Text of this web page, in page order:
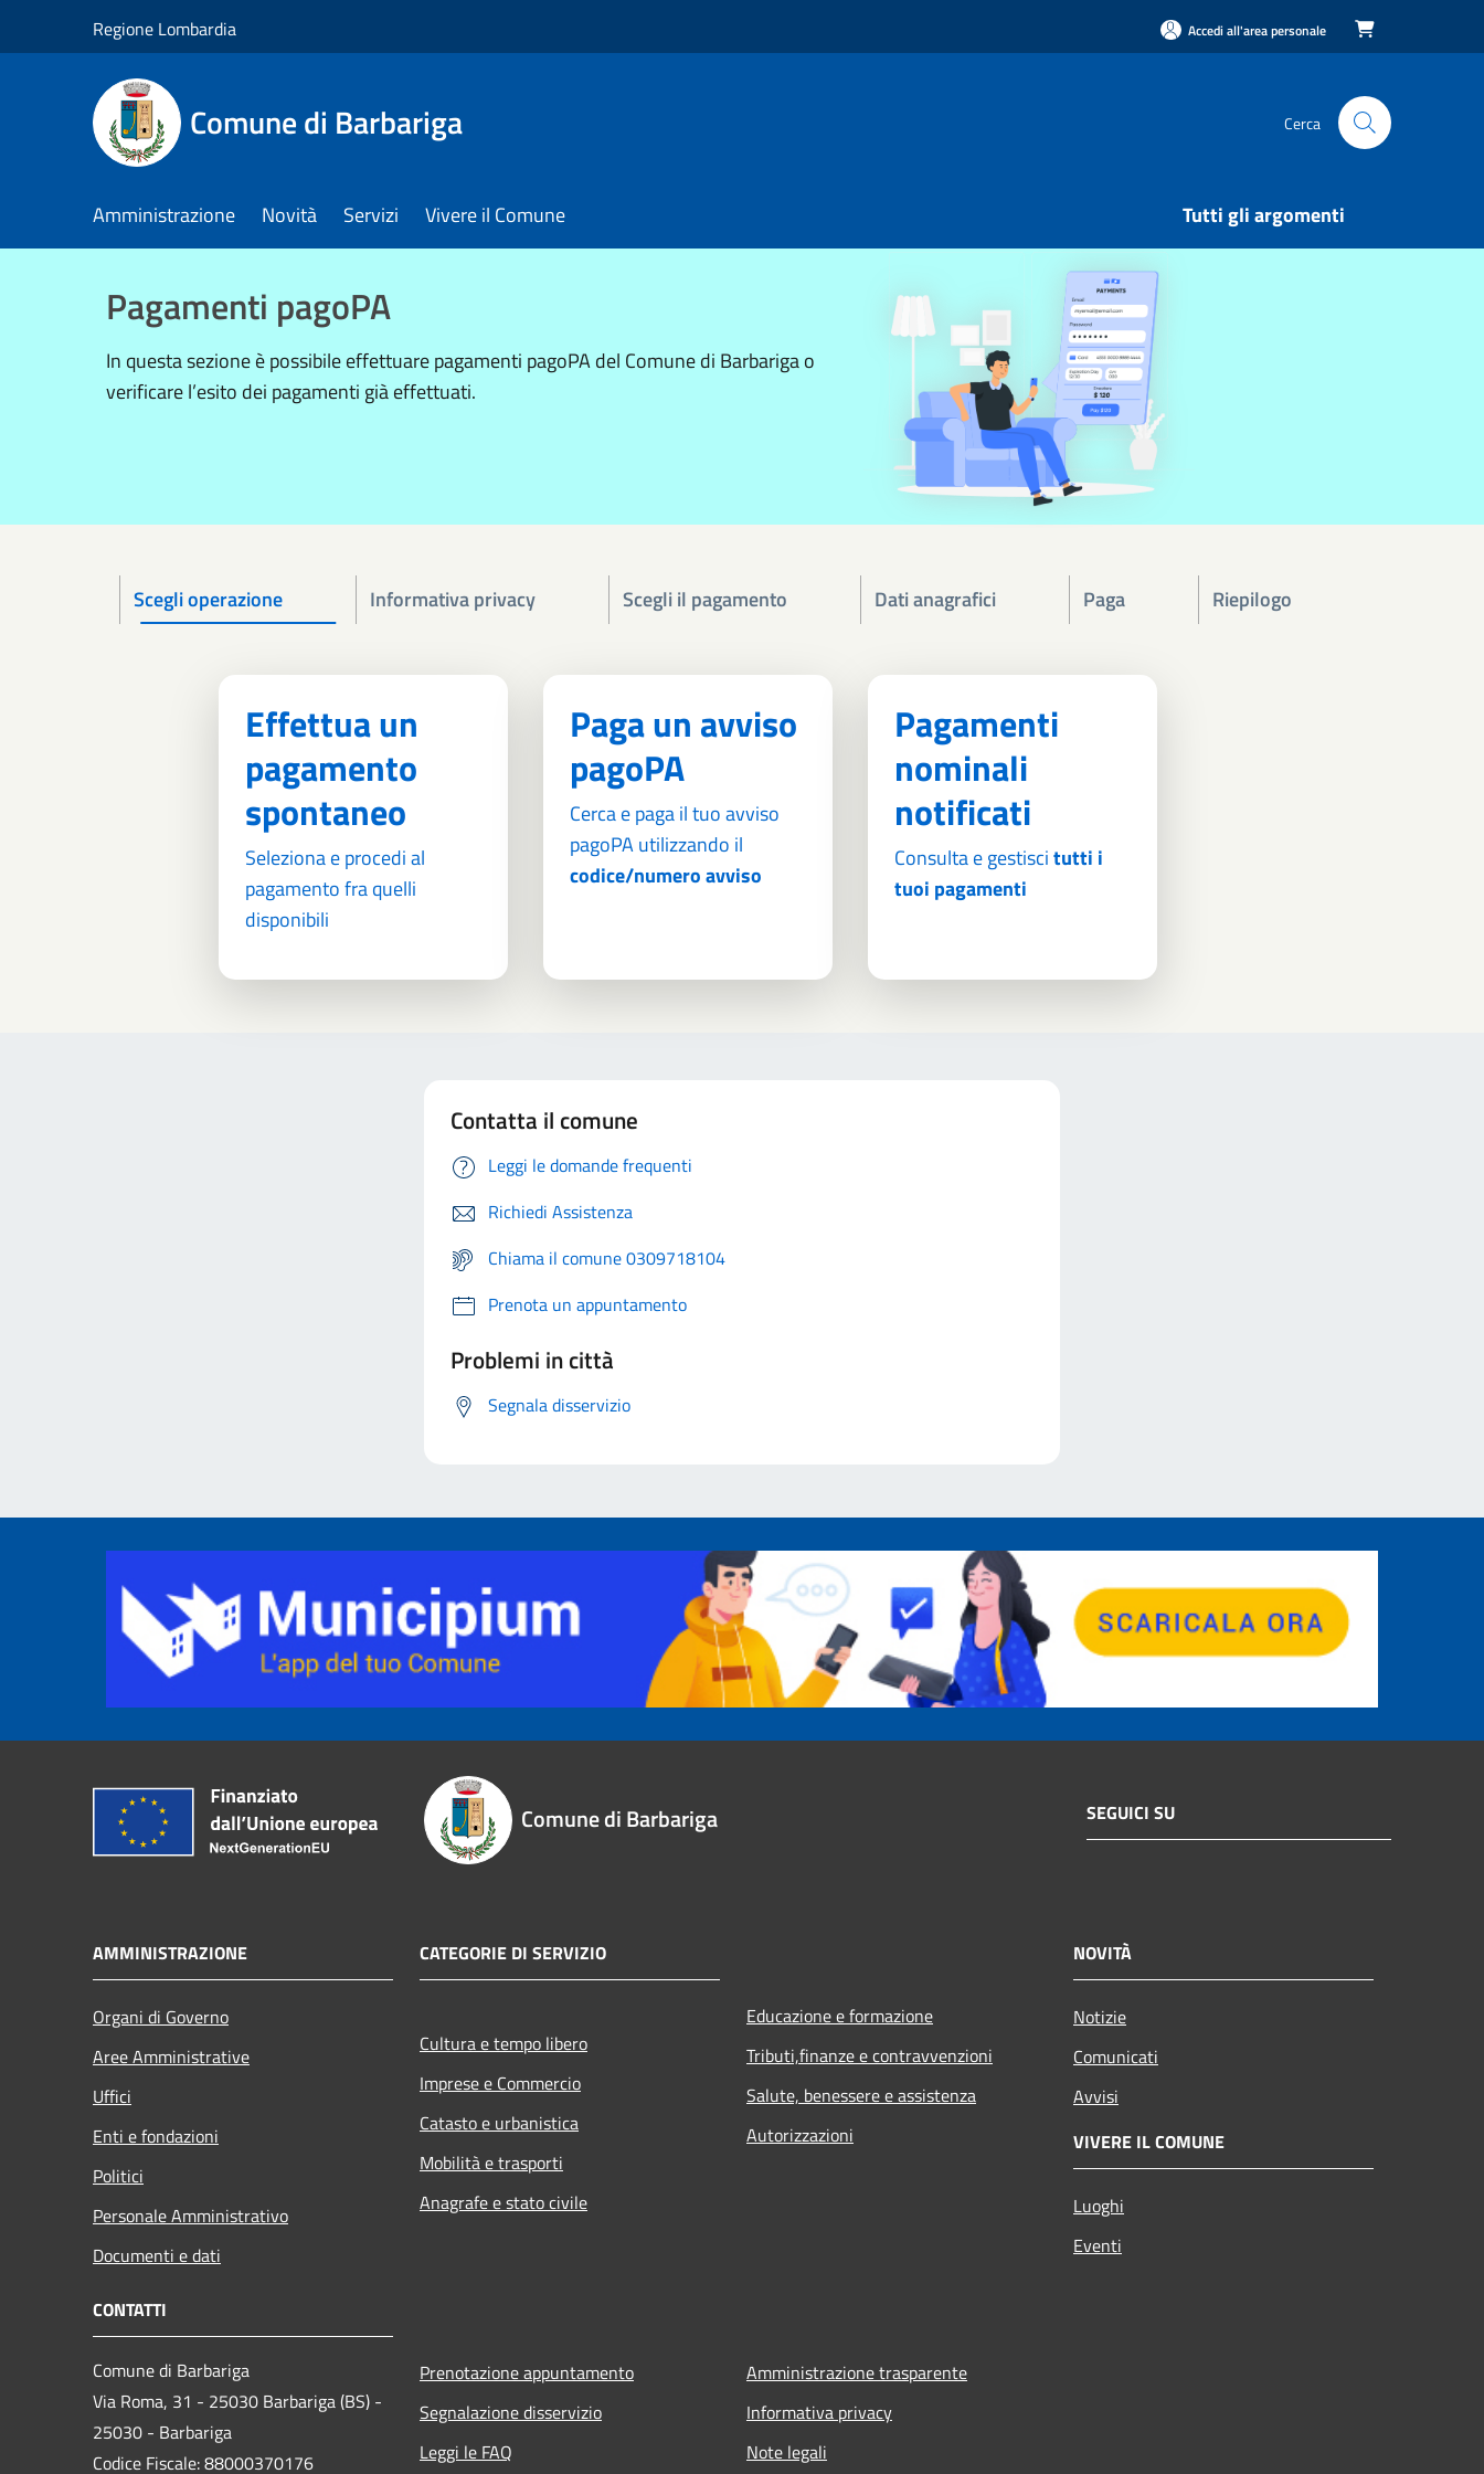
Regione Lombardia Accedi all'area personale 
Comune di Barbariga Cerca
Amministrazione Novità Servizi Vivere il Comune Tutti gli argomenti
Pagamenti pagoPA
In questa sezione è possibile effettuare pagamenti pagoPA del Comune di Barbariga o
verificare l’esito dei pagamenti già effettuati.
Scegli operazione Informativa privacy Scegli il pagamento Dati anagrafici Paga Riepilogo
Effettua un
pagamento
spontaneo
Seleziona e procedi al
pagamento fra quelli
disponibili
Paga un avviso
pagoPA
Cerca e paga il tuo avviso
pagoPA utilizzando il
codice/numero avviso
Pagamenti
nominali
notificati
Consulta e gestiscitutti i
tuoi pagamenti
Contatta il comune
Leggi le domande frequenti
Richiedi Assistenza
Chiama il comune 0309718104
Prenota un appuntamento
Problemi in città
Segnala disservizio
Comune di Barbariga SEGUICI SU
AMMINISTRAZIONE
Organi di Governo
Aree Amministrative
Uffici
Enti e fondazioni
Politici
Personale Amministrativo
Documenti e dati
CATEGORIE DI SERVIZIO
Cultura e tempo libero
Imprese e Commercio
Catasto e urbanistica
Mobilità e trasporti
Anagrafe e stato civile
Educazione e formazione
Tributi,finanze e contravvenzioni
Salute, benessere e assistenza
Autorizzazioni
NOVITÀ
Notizie
Comunicati
Avvisi
VIVERE IL COMUNE
Luoghi
Eventi
CONTATTI
Comune di Barbariga
Via Roma, 31 - 25030 Barbariga (BS) -
25030 - Barbariga
Codice Fiscale: 88000370176
Prenotazione appuntamento
Segnalazione disservizio
Leggi le FAQ
Amministrazione trasparente
Informativa privacy
Note legali